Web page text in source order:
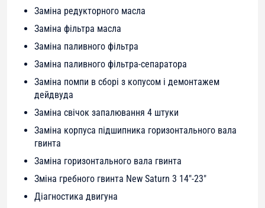
Заміна редукторного масла
Заміна фільтра масла
Заміна паливного фільтра
Заміна паливного фільтра-сепаратора
Заміна помпи в сборі з копусом і демонтажем
дейдвуда
Заміна свічок запалювання 4 штуки
Заміна корпуса підшипника горизонтального вала
гвинта
Заміна горизонтального вала гвинта
Зміна гребного гвинта New Saturn 3 14″-23″
Діагностика двигуна